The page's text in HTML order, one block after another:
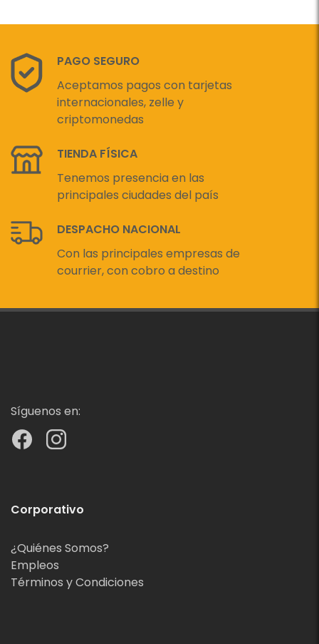
PAGO SEGURO
Aceptamos pagos con tarjetas
internacionales, zelle y
criptomonedas
TIENDA FÍSICA
Tenemos presencia en las
principales ciudades del país
DESPACHO NACIONAL
Con las principales empresas de
courrier, con cobro a destino
Síguenos en:
Corporativo
¿Quiénes Somos?
Empleos
Términos y Condiciones